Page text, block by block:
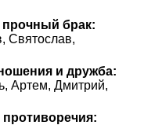
прочный брак:
Святослав,
и дружба:
Артем, Дмитрий,